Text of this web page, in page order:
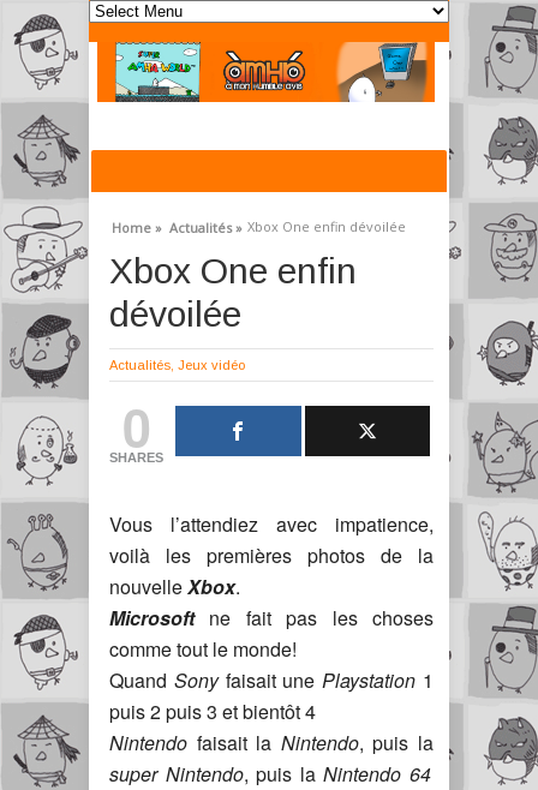
Home » Actualités » Xbox One enfin dévoilée
Xbox One enfin
dévoilée
Actualités Jeux vidéo
0
SHARES
Vous l’attendiez avec impatience,
voilà les premières photos de la
nouvelleXbox.
Microsoft ne fait pas les choses
comme tout le monde!
Quand Sonyfaisait unePlaystation 1
puis 2 puis 3 et bientôt 4
Nintendo faisait la Nintendo, puis la
super Nintendo, puis laNintendo 64